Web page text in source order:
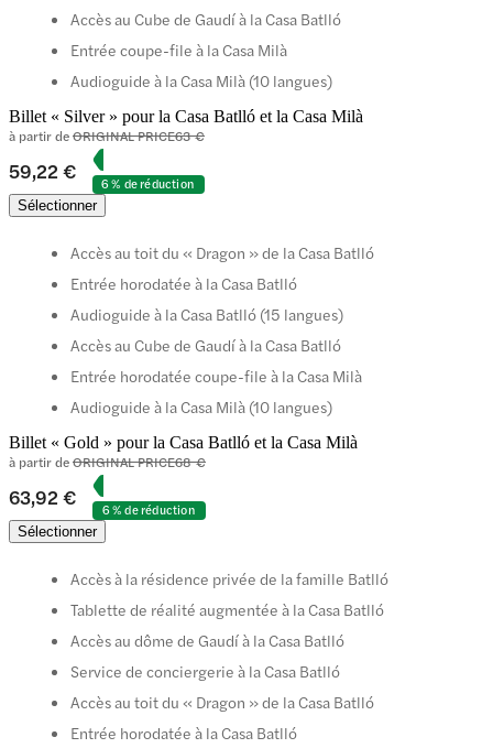
Accès au Cube de Gaudí à la Casa Batlló
Entrée coupe-file à la Casa Milà
Audioguide à la Casa Milà (10 langues)
Billet « Silver » pour la Casa Batlló et la Casa Milà
à partir deORIGINAL PRICE63 €
59,22 €
6 % de réduction
Sélectionner
Accès au toit du « Dragon » de la Casa Batlló
Entrée horodatée à la Casa Batlló
Audioguide à la Casa Batlló (15 langues)
Accès au Cube de Gaudí à la Casa Batlló
Entrée horodatée coupe-file à la Casa Milà
Audioguide à la Casa Milà (10 langues)
Billet « Gold » pour la Casa Batlló et la Casa Milà
à partir deORIGINAL PRICE68 €
63,92 €
6 % de réduction
Sélectionner
Accès à la résidence privée de la famille Batlló
Tablette de réalité augmentée à la Casa Batlló
Accès au dôme de Gaudí à la Casa Batlló
Service de conciergerie à la Casa Batlló
Accès au toit du « Dragon » de la Casa Batlló
Entrée horodatée à la Casa Batlló